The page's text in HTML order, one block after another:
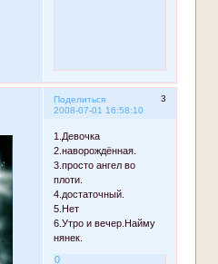
Поделиться
3
2008-07-01 16:58:10
1.Девочка
2.наворождённая.
3.просто ангел во
плоти.
4.достаточный.
5.Нет
6.Утро и вечер.Найму
нянек.
0